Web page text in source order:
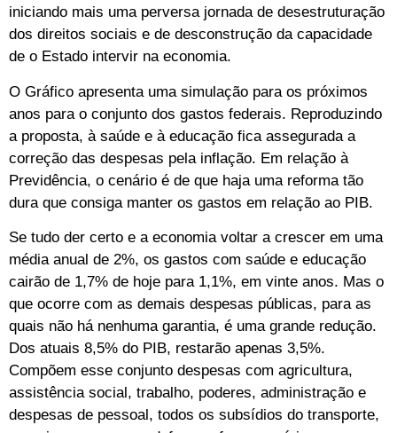
iniciando mais uma perversa jornada de desestruturação
dos direitos sociais e de desconstrução da capacidade
de o Estado intervir na economia.
O Gráfico apresenta uma simulação para os próximos
anos para o conjunto dos gastos federais. Reproduzindo
a proposta, à saúde e à educação fica assegurada a
correção das despesas pela inflação. Em relação à
Previdência, o cenário é de que haja uma reforma tão
dura que consiga manter os gastos em relação ao PIB.
Se tudo der certo e a economia voltar a crescer em uma
média anual de 2%, os gastos com saúde e educação
cairão de 1,7% de hoje para 1,1%, em vinte anos. Mas o
que ocorre com as demais despesas públicas, para as
quais não há nenhuma garantia, é uma grande redução.
Dos atuais 8,5% do PIB, restarão apenas 3,5%.
Compõem esse conjunto despesas com agricultura,
assistência social, trabalho, poderes, administração e
despesas de pessoal, todos os subsídios do transporte,